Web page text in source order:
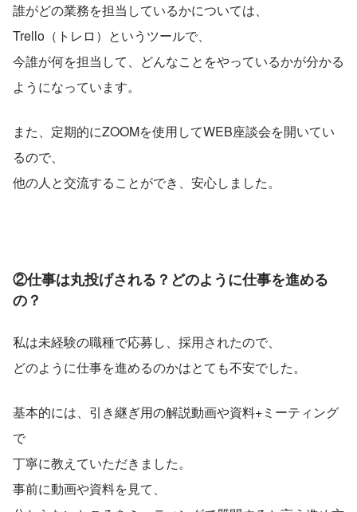
誰がどの業務を担当しているかについては、
Trello（トレロ）というツールで、
今誰が何を担当して、どんなことをやっているかが分かる
ようになっています。
また、定期的にZOOMを使用してWEB座談会を開いてい
るので、
他の人と交流することができ、安心しました。
②仕事は丸投げされる？どのように仕事を進める
の？
私は未経験の職種で応募し、採用されたので、
どのように仕事を進めるのかはとても不安でした。
基本的には、引き継ぎ用の解説動画や資料+ミーティング
で
丁寧に教えていただきました。
事前に動画や資料を見て、